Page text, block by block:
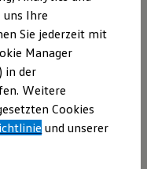
& konfigurieren
die O
MUC“
uns Ihre
Sie jederzeit mit
Manager
in der
Weitere
Cookies
und unserer